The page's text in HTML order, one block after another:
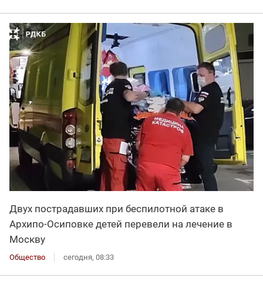
Двух пострадавших при беспилотной атаке в
Архипо-Осиповке детей перевели на лечение в
Москву
Общество сегодня, 08:33